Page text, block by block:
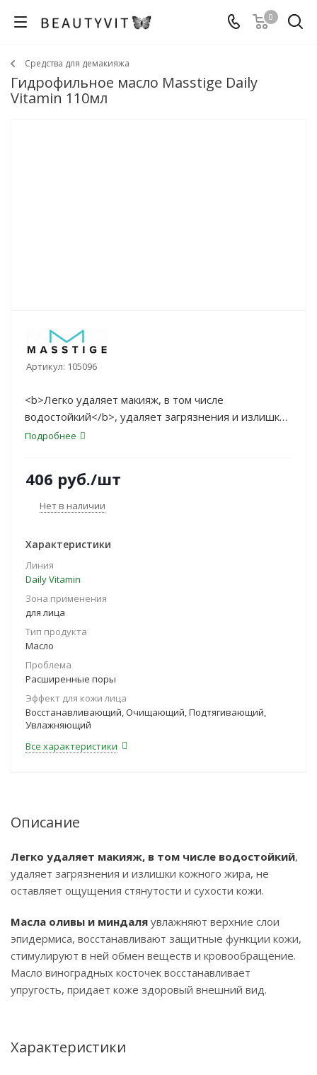
0
Средства для демакияжа
Гидрофильное масло Masstige Daily
Vitamin 110мл
Артикул: 105096
<b>Легко удаляет макияж, в том числе
водостойкий</b>, удаляет загрязнения и излишки
кожного жира, не оставляет ощущения стянутости
Подробнее
406 руб./шт
Нет в наличии
Характеристики
Линия
Daily Vitamin
Зона применения
для лица
Тип продукта
Масло
Проблема
Расширенные поры
Эффект для кожи лица
Восстанавливающий, Очищающий, Подтягивающий,
Увлажняющий
Все характеристики
Описание
Легко удаляет макияж, в том числе водостойкий,
удаляет загрязнения и излишки кожного жира, не
оставляет ощущения стянутости и сухости кожи.
Масла оливы и миндаля увлажняют верхние слои
эпидермиса, восстанавливают защитные функции кожи,
стимулируют в ней обмен веществ и кровообращение.
Масло виноградных косточек восстанавливает
упругость, придает коже здоровый внешний вид.
Характеристики